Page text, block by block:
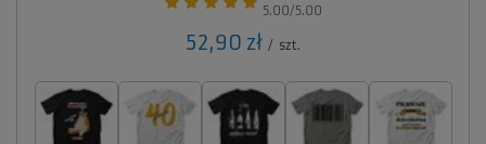
5.00/5.00
52,90 zł / szt.